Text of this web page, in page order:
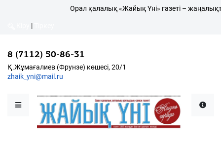
Қалалықтар қаперіне
Қоғам
Қ.Жұмағалиев (Фрунзе)
Орал қалалық «Жайық Үні» газеті –
|
8 (7112) 50-86-31
Қ.Жұмағалиев (Фрунзе) көшесі, 20/1
zhaik_yni@mail.ru